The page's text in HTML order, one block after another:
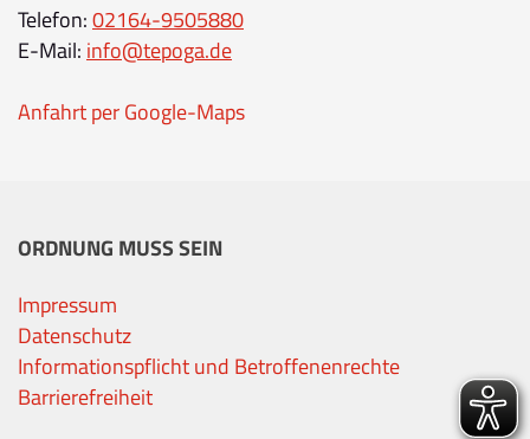
Telefon:02164-9505880
E-Mail: info@tepoga.de
Anfahrt per Google-Maps
ORDNUNG MUSS SEIN
Impressum
Datenschutz
Informationspflicht und Betroffenenrechte
Barrierefreiheit